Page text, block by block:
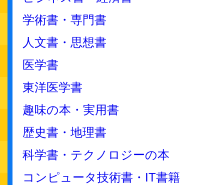
学術書・専門書
人文書・思想書
医学書
東洋医学書
趣味の本・実用書
歴史書・地理書
科学書・テクノロジーの本
コンピュータ技術書・IT書籍